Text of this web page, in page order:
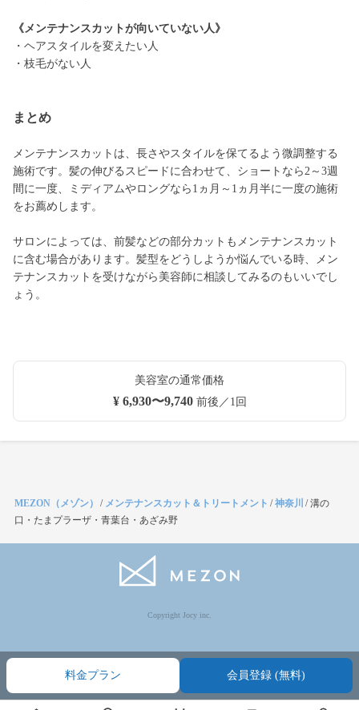
《メンテナンスカットが向いていない人》
・ヘアスタイルを変えたい人
・枝毛がない人
まとめ
メンテナンスカットは、長さやスタイルを保てるよう微調整する
施術です。髪の伸びるスピードに合わせて、ショートなら2～3週
間に一度、ミディアムやロングなら1ヵ月～1ヵ月半に一度の施術
をお薦めします。
サロンによっては、前髪などの部分カットもメンテナンスカット
に含む場合があります。髪型をどうしようか悩んでいる時、メン
テナンスカットを受けながら美容師に相談してみるのもいいでし
ょう。
美容室の通常価格
¥ 6,930〜9,740前後／1回
料金プラン 会員登録 (無料)
MEZON（メゾン） / メンテナンスカット＆トリートメント /神奈川 /溝の
口・たまプラーザ・青葉台・あざみ野
Copyright Jocy inc.